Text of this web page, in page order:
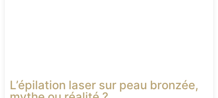
L’épilation laser sur peau bronzée,